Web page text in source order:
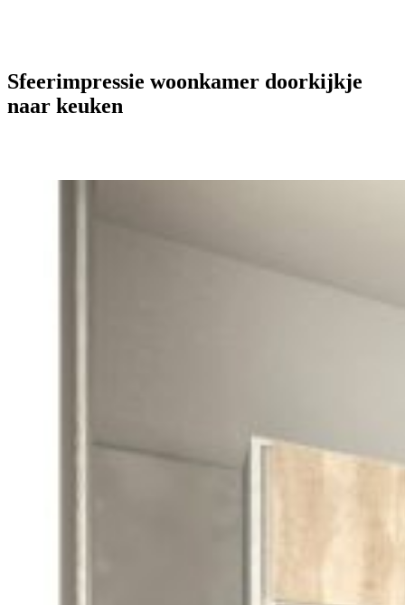
Sfeerimpressie woonkamer doorkijkje
naar keuken